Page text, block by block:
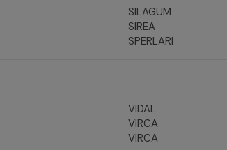
SILAGUM
SIREA
SPERLARI
VIDAL
VIRCA
VIRCA